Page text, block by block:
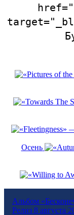
Осень
Альбом
Релиз 8 августа